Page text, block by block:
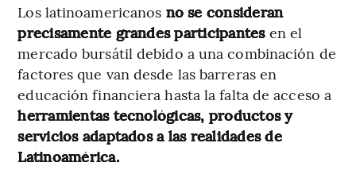
Los latinoamericanos no se consideran
precisamente grandes participantesen el
mercado bursátil debido a una combinación de
factores que van desde las barreras en
educación financiera hasta la falta de acceso a
herramientas tecnológicas, productos y
servicios adaptados a las realidades de
Latinoamérica.